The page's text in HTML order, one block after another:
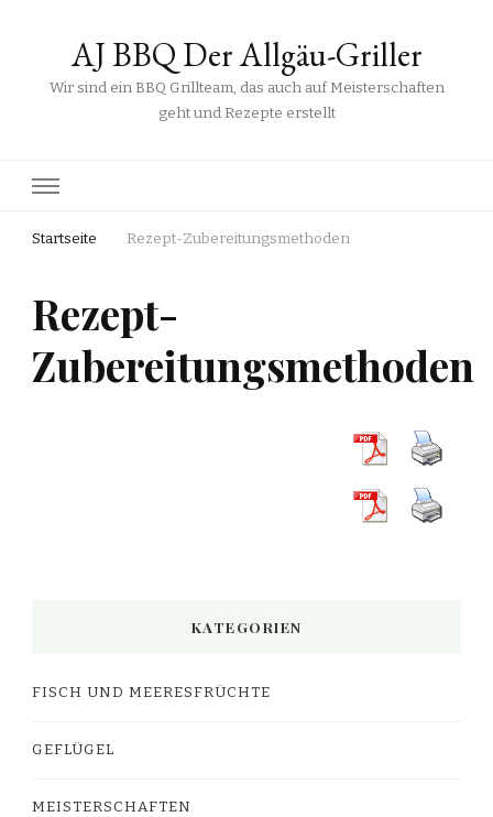
AJ BBQ Der Allgäu-Griller
Wir sind ein BBQ Grillteam, das auch auf Meisterschaften
geht und Rezepte erstellt
Startseite Rezept-Zubereitungsmethoden
Rezept-
Zubereitungsmethoden
KATEGORIEN
FISCH UND MEERESFRÜCHTE
GEFLÜGEL
MEISTERSCHAFTEN